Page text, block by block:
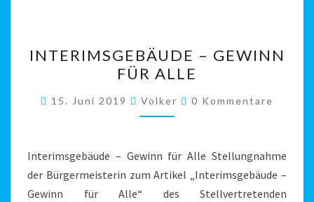
–
GEWINN
FÜR
ALLE
INTERIMSGEBÄUDE – GEWINN
FÜR ALLE
15. Juni 2019 Volker Kommentare
0 Kommentare
Interimsgebäude – Gewinn für Alle Stellungnahme
der Bürgermeisterin zum Artikel „Interimsgebäude –
Gewinn für Alle“ des Stellvertretenden